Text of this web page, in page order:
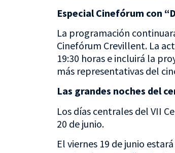
Especial Cinefórum con
La programación
Cinefórum Crevillent. La
19:30 horas e incluirá la
más representativas del
Las grandes noches del
Los días centrales del VII
20 de junio.
El viernes 19 de junio